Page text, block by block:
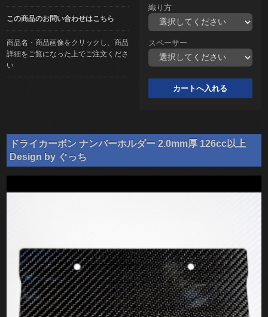
この商品のお問い合わせはこちら
商品名・商品画像をクリックし、商品
詳細をご覧になった上でご注文くださ
い
織り方
スペーサー
ドライカーボン ナンバーホルダー 2.0mm厚 126cc以上
Design by ぐっち